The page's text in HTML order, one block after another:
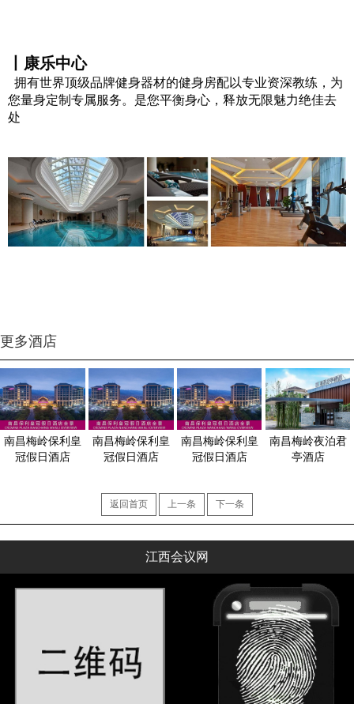
丨康乐中心
拥有世界顶级品牌健身器材的健身房配以专业资深教练，为
您量身定制专属服务。是您平衡身心，释放无限魅力绝佳去
处
更多酒店
南昌梅岭保利皇
冠假日酒店
南昌梅岭保利皇
冠假日酒店
南昌梅岭保利皇
冠假日酒店
南昌梅岭夜泊君
亭酒店
返回首页 上一条 下一条
江西会议网